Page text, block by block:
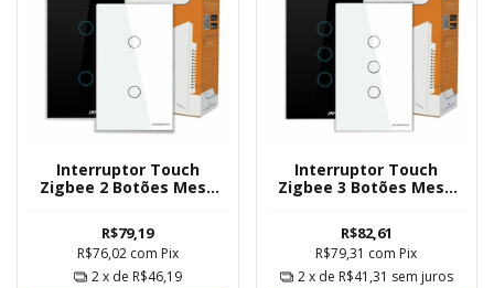
Interruptor Touch
Zigbee 2 Botões Mesh
R$79,19
R$76,02 com Pix
2x de R$46,19
Interruptor Touch
Zigbee 3 Botões Mesh
R$82,61
R$79,31 com Pix
2x de R$41,31 sem juros